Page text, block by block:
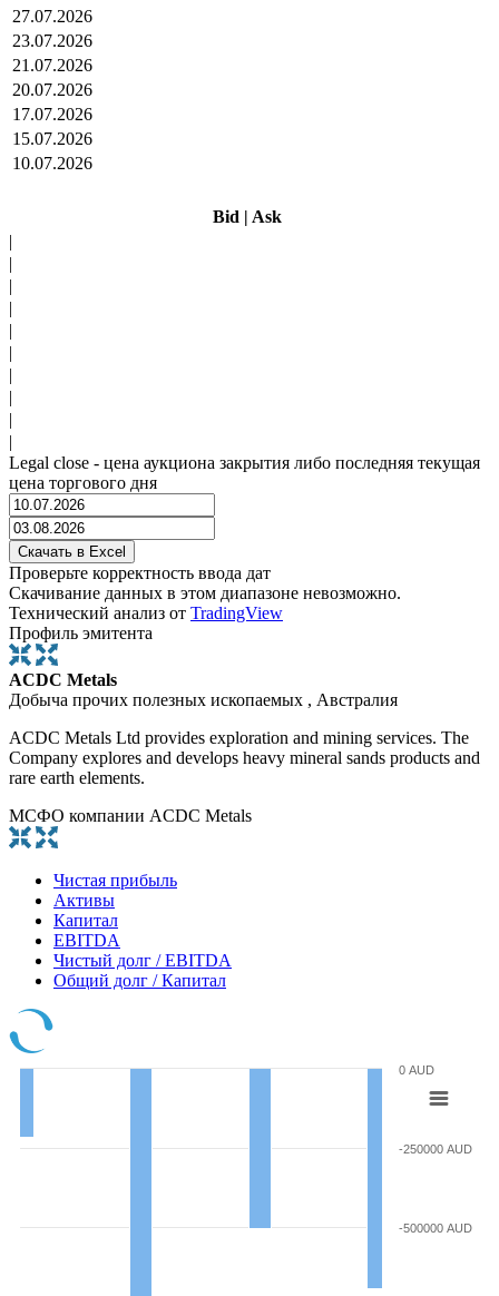
27.07.2026
23.07.2026
21.07.2026
20.07.2026
17.07.2026
15.07.2026
10.07.2026
Bid | Ask
|
|
|
|
|
|
|
|
|
|
Legal close - цена аукциона закрытия либо последняя текущая
цена торгового дня
Проверьте корректность ввода дат
Скачивание данных в этом диапазоне невозможно.
Технический анализ от TradingView
Профиль эмитента
ACDC Metals
Добыча прочих полезных ископаемых , Австралия
ACDC Metals Ltd provides exploration and mining services. The
Company explores and develops heavy mineral sands products and
rare earth elements.
МСФО компании ACDC Metals
Чистая прибыль
Активы
Капитал
EBITDA
Чистый долг / EBITDA
Общий долг / Капитал
-500000 AUD
-250000 AUD
0 AUD